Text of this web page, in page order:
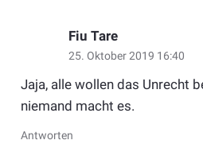
Fiu Tare
25. Oktober 2019 16:40
Jaja, alle wollen das Unrecht
niemand macht es.
Antworten